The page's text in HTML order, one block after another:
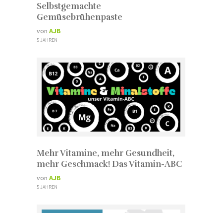
Selbstgemachte
Gemüsebrühenpaste
von AJB
5 JAHREN
Mehr Vitamine, mehr Gesundheit,
mehr Geschmack! Das Vitamin-ABC
von AJB
5 JAHREN